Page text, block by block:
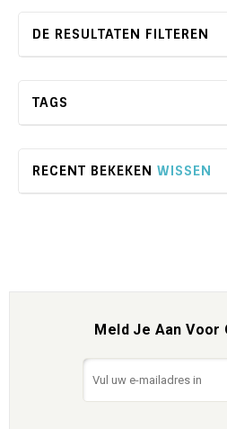
DE RESULTATEN FILTEREN
TAGS
RECENT BEKEKEN WISSEN
Meld Je Aan Voor